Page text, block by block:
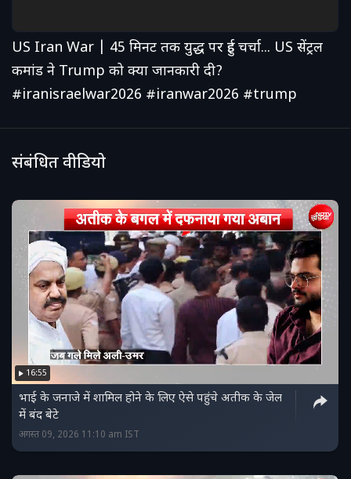
US Iran War | 45 मिनट तक युद्ध पर हुई चर्चा... US सेंट्रल
कमांड ने Trump को क्या जानकारी दी?
#iranisraelwar2026 #iranwar2026 #trump
संबंधित वीडियो
16:55
भाई के जनाजे में शामिल होने के लिए ऐसे पहुंचे अतीक के जेल
में बंद बेटे
अगस्त 09, 2026 11:10 am IST